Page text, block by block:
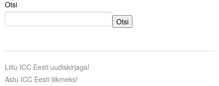
Publikatsioonid
Arvamus
Viidad
ICC WBO
Otsi
Otsi
Liitu ICC Eesti uudiskirjaga!
Astu ICC Eesti liikmeks!